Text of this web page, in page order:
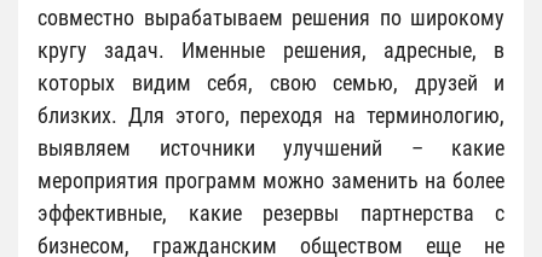
совместно вырабатываем решения по широкому
кругу задач. Именные решения, адресные, в
которых видим себя, свою семью, друзей и
близких. Для этого, переходя на терминологию,
выявляем источники улучшений – какие
мероприятия программ можно заменить на более
эффективные, какие резервы партнерства с
бизнесом, гражданским обществом еще не